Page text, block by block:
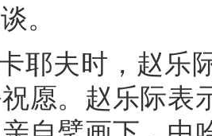
。
耶夫时，赵乐
愿。赵乐际表